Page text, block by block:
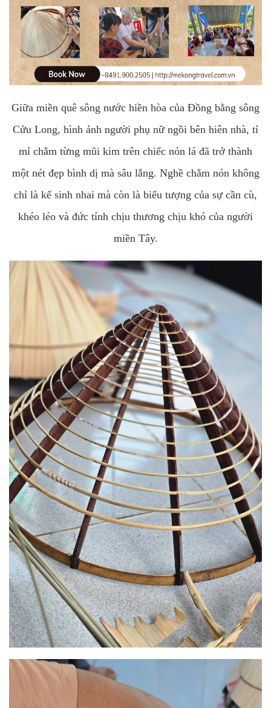
Giữa miền quê sông nước hiền hòa của Đồng bằng sông
Cửu Long, hình ảnh người phụ nữ ngồi bên hiên nhà, tỉ
mỉ chằm từng mũi kim trên chiếc nón lá đã trở thành
một nét đẹp bình dị mà sâu lắng. Nghề chằm nón không
chỉ là kế sinh nhai mà còn là biểu tượng của sự cần cù,
khéo léo và đức tính chịu thương chịu khó của người
miền Tây.